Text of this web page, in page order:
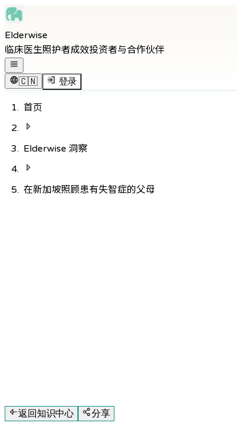
Skip to navigation
Skip to footer
Elderwise
临床医生照护者成效投资者与合作伙伴
🇨🇳
登录
首页
Elderwise 洞察
在新加坡照顾患有失智症的父母
返回知识中心 分享